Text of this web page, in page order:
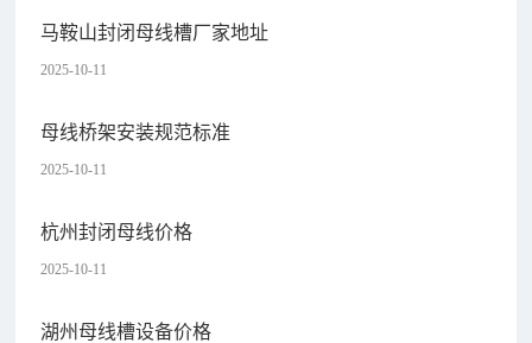
马鞍山封闭母线槽厂家地址
2025-10-11
母线桥架安装规范标准
2025-10-11
杭州封闭母线价格
2025-10-11
湖州母线槽设备价格